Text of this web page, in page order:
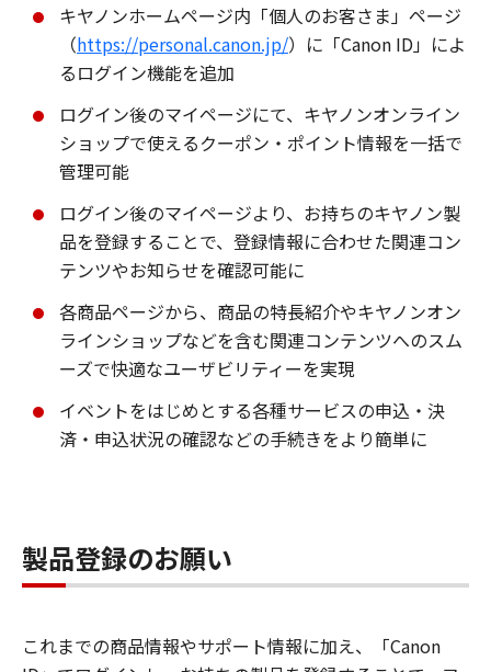
キヤノンホームページ内「個人のお客さま」ページ
（https://personal.canon.jp/）に「Canon ID」によ
るログイン機能を追加
ログイン後のマイページにて、キヤノンオンライン
ショップで使えるクーポン・ポイント情報を一括で
管理可能
ログイン後のマイページより、お持ちのキヤノン製
品を登録することで、登録情報に合わせた関連コン
テンツやお知らせを確認可能に
各商品ページから、商品の特長紹介やキヤノンオン
ラインショップなどを含む関連コンテンツへのスム
ーズで快適なユーザビリティーを実現
イベントをはじめとする各種サービスの申込・決
済・申込状況の確認などの手続きをより簡単に
製品登録のお願い
これまでの商品情報やサポート情報に加え、「Canon